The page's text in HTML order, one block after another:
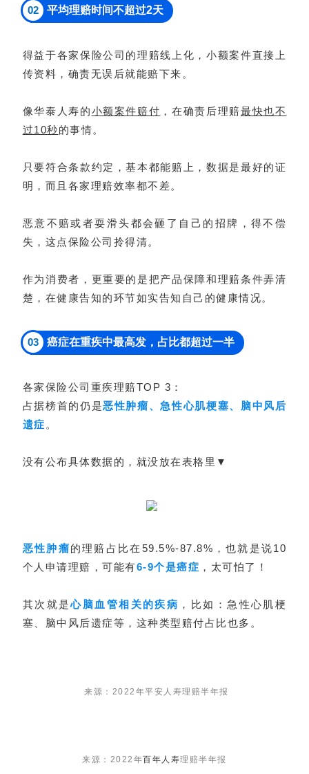
02 平均理赔时间不超过2天
得益于各家保险公司的理赔线上化，小额案件直接上
传资料，确责无误后就能赔下来。
像华泰人寿的小额案件赔付 ，在确责后理赔最快也不
过10秒的事情。
只要符合条款约定，基本都能赔上，数据是最好的证
明，而且各家理赔效率都不差。
恶意不赔或者耍滑头都会砸了自己的招牌，得不偿
失，这点保险公司拎得清。
作为消费者，更重要的是把产品保障和理赔条件弄清
楚，在健康告知的环节如实告知自己的健康情况。
03 癌症在重疾中最高发，占比都超过一半
各家保险公司重疾理赔TOP 3：
占据榜首的仍是恶性肿瘤、急性心肌梗塞、脑中风后
遗症 。
没有公布具体数据的，就没放在表格里▼
恶性肿瘤的理赔占比在59.5%-87.8%，也就是说10
个人申请理赔，可能有6-9个是癌症 ，太可怕了！
其次就是心脑血管相关的疾病 ，比如：急性心肌梗
塞、脑中风后遗症等，这种类型赔付占比也多。
来源：2022年平安人寿理赔半年报
来源：2022年百年人寿理赔半年报